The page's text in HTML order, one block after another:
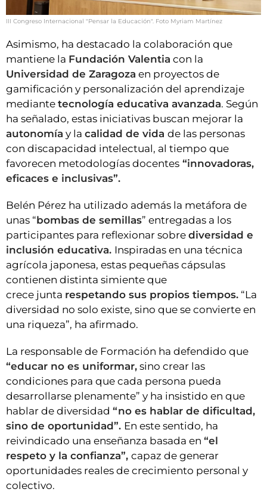
III Congreso Internacional "Pensar la Educación". Foto Myriam Martínez
Asimismo, ha destacado la colaboración que
mantiene la Fundación Valentia con la
Universidad de Zaragoza en proyectos de
gamificación y personalización del aprendizaje
mediante tecnología educativa avanzada. Según
ha señalado, estas iniciativas buscan mejorar la
autonomía y la calidad de vida de las personas
con discapacidad intelectual, al tiempo que
favorecen metodologías docentes “innovadoras,
eficaces e inclusivas”.
Belén Pérez ha utilizado además la metáfora de
unas “bombas de semillas” entregadas a los
participantes para reflexionar sobre diversidad e
inclusión educativa. Inspiradas en una técnica
agrícola japonesa, estas pequeñas cápsulas
contienen distinta simiente que
crece junta respetando sus propios tiempos. “La
diversidad no solo existe, sino que se convierte en
una riqueza”, ha afirmado.
La responsable de Formación ha defendido que
“educar no es uniformar, sino crear las
condiciones para que cada persona pueda
desarrollarse plenamente” y ha insistido en que
hablar de diversidad “no es hablar de dificultad,
sino de oportunidad”. En este sentido, ha
reivindicado una enseñanza basada en “el
respeto y la confianza”, capaz de generar
oportunidades reales de crecimiento personal y
colectivo.